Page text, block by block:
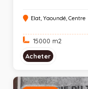
Elat, Yaoundé, Centre
15000 m2
Acheter